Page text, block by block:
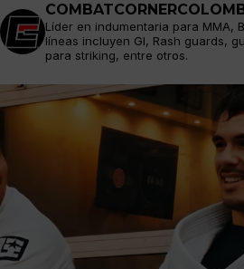
Líder en indumentaria para MMA,
líneas incluyen GI, Rash guards,
para striking, entre otros.